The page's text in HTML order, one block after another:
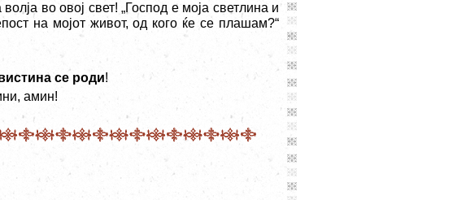
во овој свет! „Господ е моја светлина и
на мојот живот, од кого ќе се плашам?“
се роди!
амин!